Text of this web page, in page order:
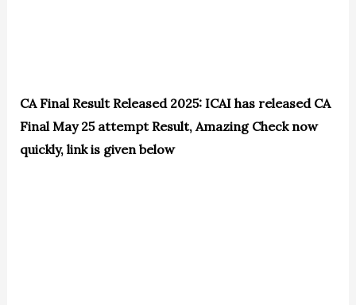
CA Final Result Released 2025: ICAI has released CA
Final May 25 attempt Result, Amazing Check now
quickly, link is given below